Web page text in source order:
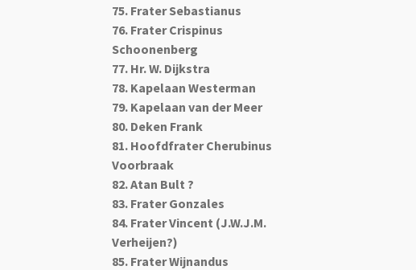
75. Frater Sebastianus
76. Frater Crispinus
Schoonenberg
77. Hr. W. Dijkstra
78. Kapelaan Westerman
79. Kapelaan van der Meer
80. Deken Frank
81. Hoofdfrater Cherubinus
Voorbraak
82. Atan Bult ?
83. Frater Gonzales
84. Frater Vincent (J.W.J.M.
Verheijen?)
85. Frater Wijnandus